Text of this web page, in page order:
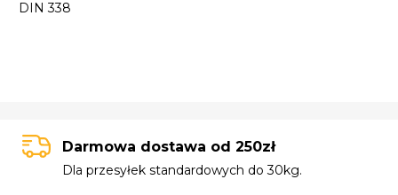
DIN 338
Darmowa dostawa od 250zł
Dla przesyłek standardowych do 30kg.